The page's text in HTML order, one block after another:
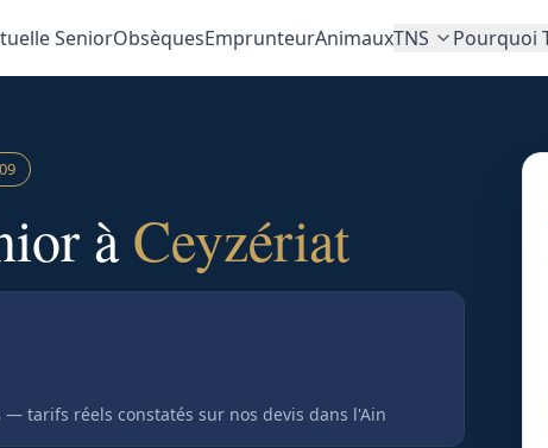
SeniorObsèquesEmprunteurAnimauxTNS Pourquoi
àCeyzériat
tarifs réels constatés sur nos devis dans l'Ain